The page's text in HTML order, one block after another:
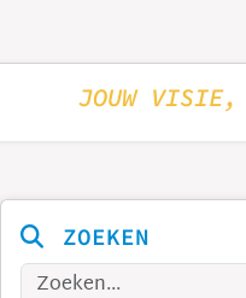
JOUW VISIE,
ZOEKEN
Zoeken